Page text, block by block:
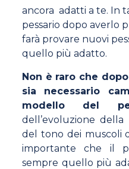
ancora adatti a te. In
pessario dopo averlo
farà provare nuovi
quello più adatto.
Non è raro che
sia necessario
modello del
dell’evoluzione
del tono dei muscoli
importante che il
sempre quello più